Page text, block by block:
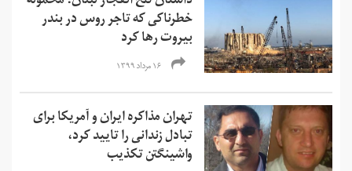
خطرناکی که تاجر روس در بندر
بیروت رها کرد
۱۶ مرداد ۱۳۹۹
تهران مذاکره ایران و آمریکا برای
تبادل زندانی را تایید کرد،
واشینگتن تکذیب